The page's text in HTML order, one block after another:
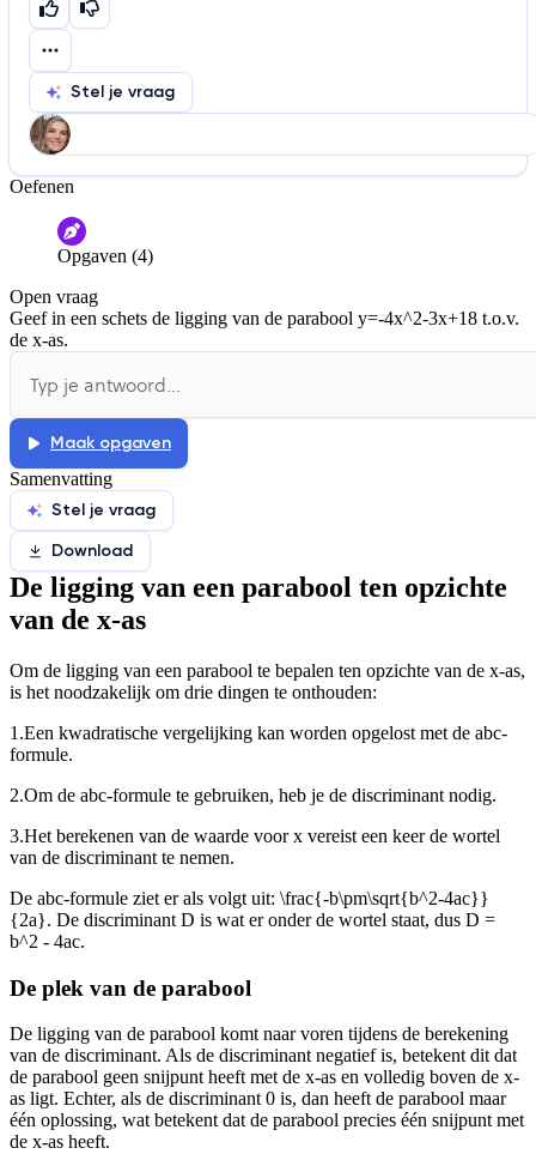
Stel je vraag
Help ons de video te verbeteren
De audio is slecht
Informatie is onjuist
De docent is te langdradig
De uitleg gaat te langzaam
De uitleg gaat te snel
Afspelen werkte niet
Oefenen
Opgaven (4)
Open vraag
Geef in een schets de ligging van de parabool y=-4x^2-3x+18 t.o.v.
de x-as.
Maak opgaven
Samenvatting
Stel je vraag
Download
De ligging van een parabool ten opzichte
van de x-as
Om de ligging van een parabool te bepalen ten opzichte van de x-as,
is het noodzakelijk om drie dingen te onthouden:
1.Een kwadratische vergelijking kan worden opgelost met de abc-
formule.
2.Om de abc-formule te gebruiken, heb je de discriminant nodig.
3.Het berekenen van de waarde voor x vereist een keer de wortel
van de discriminant te nemen.
De abc-formule ziet er als volgt uit: \frac{-b\pm\sqrt{b^2-4ac}}
{2a}. De discriminant D is wat er onder de wortel staat, dus D =
b^2 - 4ac.
De plek van de parabool
De ligging van de parabool komt naar voren tijdens de berekening
van de discriminant. Als de discriminant negatief is, betekent dit dat
de parabool geen snijpunt heeft met de x-as en volledig boven de x-
as ligt. Echter, als de discriminant 0 is, dan heeft de parabool maar
één oplossing, wat betekent dat de parabool precies één snijpunt met
de x-as heeft.